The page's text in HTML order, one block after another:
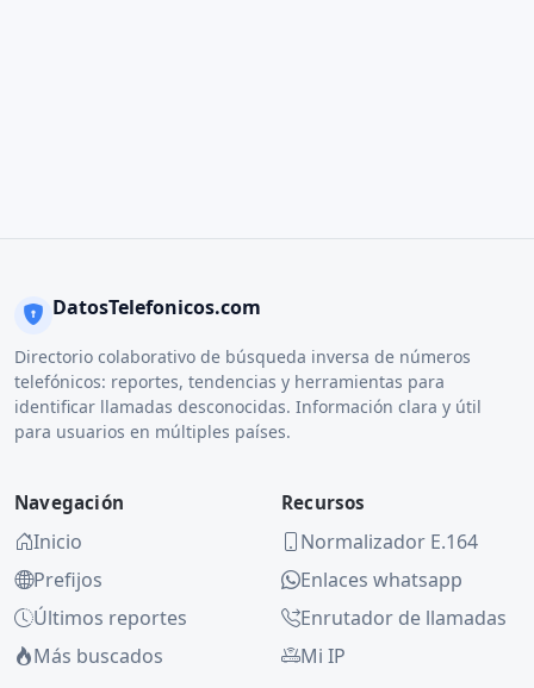
DatosTelefonicos.com
Directorio colaborativo de búsqueda inversa de números
telefónicos: reportes, tendencias y herramientas para
identificar llamadas desconocidas. Información clara y útil
para usuarios en múltiples países.
Navegación
Inicio
Prefijos
Últimos reportes
Más buscados
Recursos
Normalizador E.164
Enlaces whatsapp
Enrutador de llamadas
Mi IP